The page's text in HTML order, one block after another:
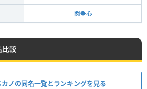
闘争心
比較
ノの同名一覧とランキングを見る